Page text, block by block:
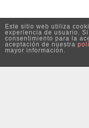
Móvil
Este sitio web utiliza
experiencia de usuario.
consentimiento para la
aceptación de nuestra
mayor información.